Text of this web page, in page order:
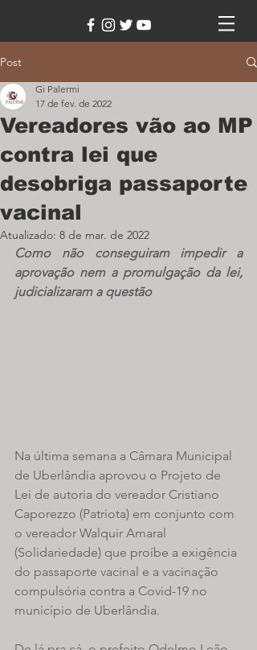
Post
Vereadores vão ao MP
contra lei que
desobriga passaporte
vacinal
Gi Palermi
17 de fev. de 2022
Atualizado: 8 de mar. de 2022
Como não conseguiram impedir a
aprovação nem a promulgação da lei,
judicializaram a questão
Na última semana a Câmara Municipal
de Uberlândia aprovou o Projeto de
Lei de autoria do vereador Cristiano
Caporezzo (Patriota) em conjunto com
o vereador Walquir Amaral
(Solidariedade) que proíbe a exigência
do passaporte vacinal e a vacinação
compulsória contra a Covid-19 no
município de Uberlândia.